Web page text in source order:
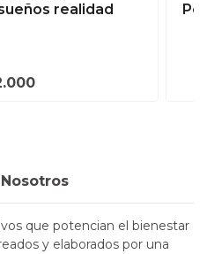
realidad
que potencian el bienestar
y elaborados por una